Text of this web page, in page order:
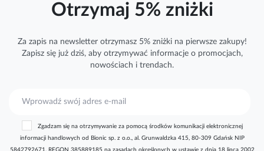
Otrzymaj 5% zniżki
Za zapis na newsletter otrzymasz 5% zniżki na pierwsze zakupy!
Zapisz się już dziś, aby otrzymywać informacjeo promocjach,
nowościach i trendach.
Zgadzam się na otrzymywanie za pomocą środków komunikacji elektronicznej
informacji handlowych od Bionic sp. z o.o., al. Grunwaldzka 415, 80-309 Gdańsk NIP